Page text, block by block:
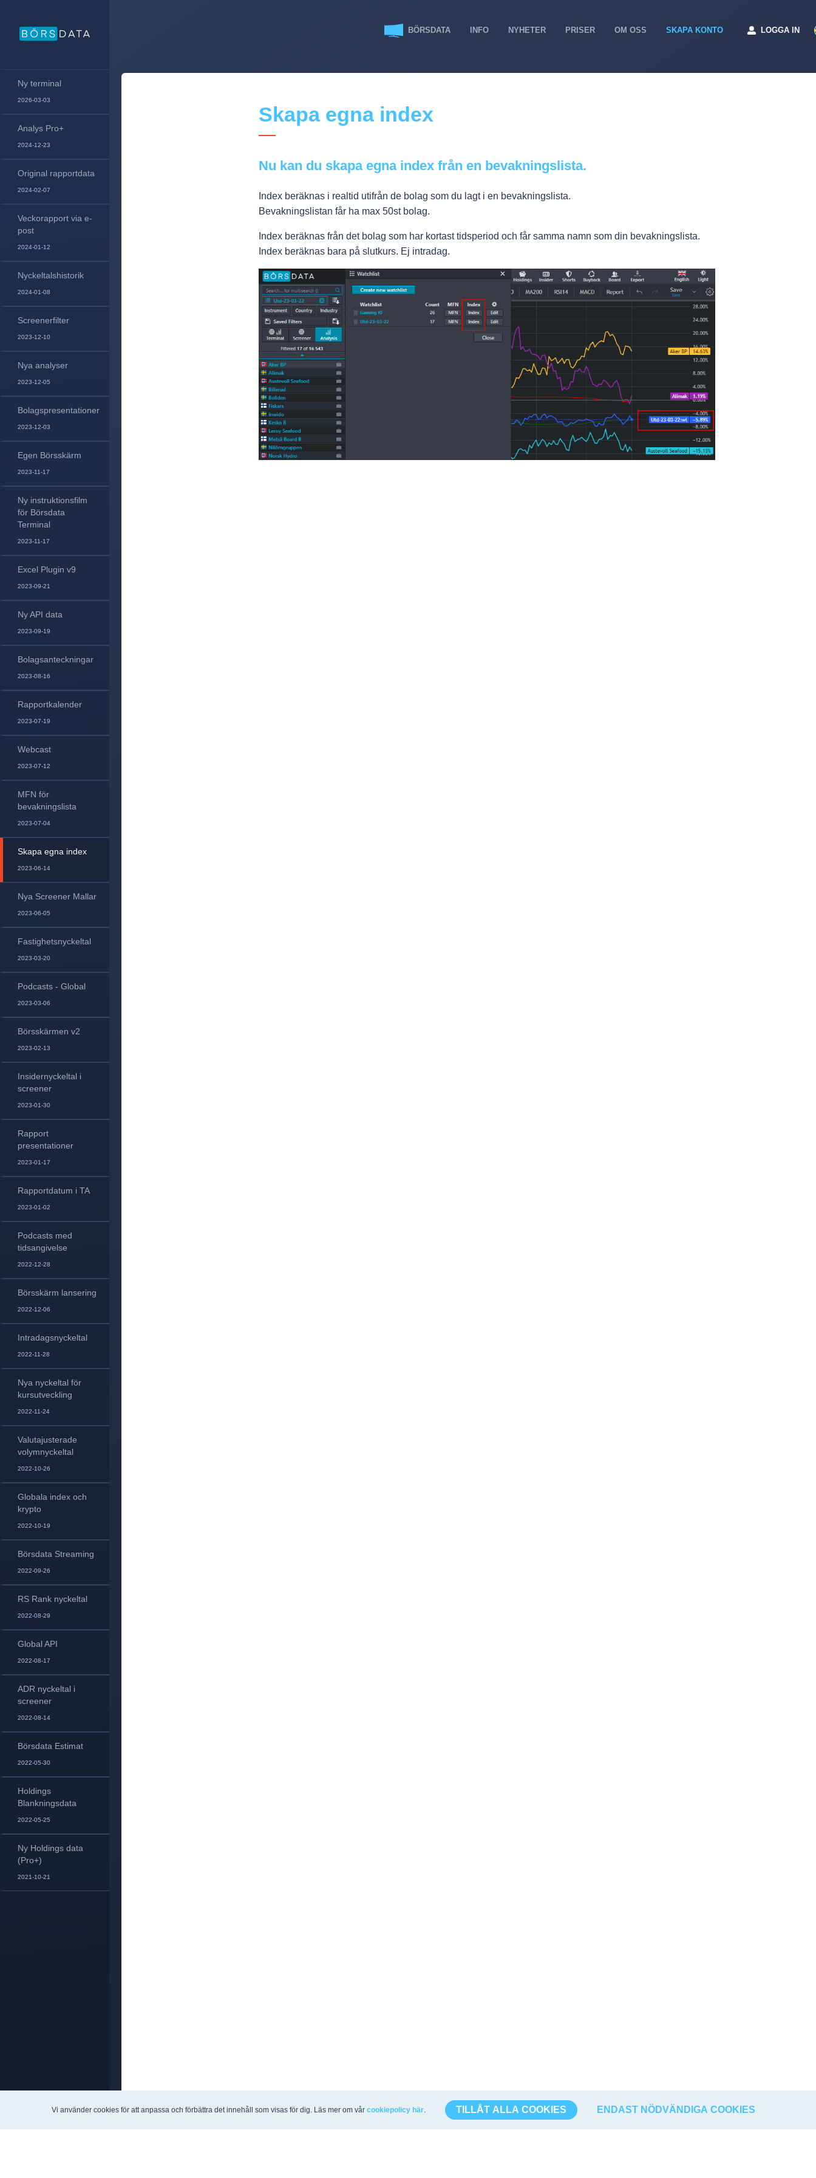
Vi använder cookies för att anpassa och förbättra det innehåll som visas för dig. Läs mer om vår cookiepolicy här. TILLÅT ALLA COOKIES ENDAST NÖDVÄNDIGA COOKIES
Ny terminal
2026-03-03
Analys Pro+
2024-12-23
Original rapportdata
2024-02-07
Veckorapport via e-
post
2024-01-12
Nyckeltalshistorik
2024-01-08
Screenerfilter
2023-12-10
Nya analyser
2023-12-05
Bolagspresentationer
2023-12-03
Egen Börsskärm
2023-11-17
Ny instruktionsfilm
för Börsdata
Terminal
2023-11-17
Excel Plugin v9
2023-09-21
Ny API data
2023-09-19
Bolagsanteckningar
2023-08-16
Rapportkalender
2023-07-19
Webcast
2023-07-12
MFN för
bevakningslista
2023-07-04
Skapa egna index
2023-06-14
Nya Screener Mallar
2023-06-05
Fastighetsnyckeltal
2023-03-20
Podcasts - Global
2023-03-06
Börsskärmen v2
2023-02-13
Insidernyckeltal i
screener
2023-01-30
Rapport
presentationer
2023-01-17
Rapportdatum i TA
2023-01-02
Podcasts med
tidsangivelse
2022-12-28
Börsskärm lansering
2022-12-06
Intradagsnyckeltal
2022-11-28
Nya nyckeltal för
kursutveckling
2022-11-24
Valutajusterade
volymnyckeltal
2022-10-26
Globala index och
krypto
2022-10-19
Börsdata Streaming
2022-09-26
RS Rank nyckeltal
2022-08-29
Global API
2022-08-17
ADR nyckeltal i
screener
2022-08-14
Börsdata Estimat
2022-05-30
Holdings
Blankningsdata
2022-05-25
Ny Holdings data
(Pro+)
2021-10-21
BÖRSDATA INFO NYHETER PRISER OM OSS SKAPA KONTO LOGGA IN
Skapa egna index
Nu kan du skapa egna index från en bevakningslista.
Index beräknas i realtid utifrån de bolag som du lagt i en bevakningslista.
Bevakningslistan får ha max 50st bolag.
Index beräknas från det bolag som har kortast tidsperiod och får samma namn som din bevakningslista.
Index beräknas bara på slutkurs. Ej intradag.